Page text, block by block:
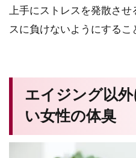
上手にストレスを発散さ
スに負けないようにするこ
エイジング以
い女性の体臭